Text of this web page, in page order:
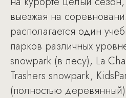
выезжая на
располагается один
парков различных
snowpark (в лесу), La
Trashers snowpark,
(полностью